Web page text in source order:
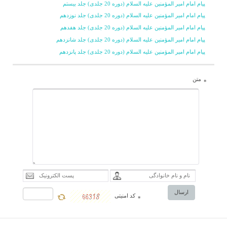
نهج البلاغه فرارسیده
است» و باید کارى مشابه
تفسیر نمونه روى آن انجام
شود، بلکه با استفاده از
پیام امام امیر المؤمنین علیه السلام (دوره 20 جلدی) جلد بیستم
پیام امام امیر المؤمنین علیه السلام (دوره 20 جلدی) جلد نوزدهم
پیام امام امیر المؤمنین علیه السلام (دوره 20 جلدی) جلد هفدهم
پیام امام امیر المؤمنین علیه السلام (دوره 20 جلدی) جلد شانزدهم
پیام امام امیر المؤمنین علیه السلام (دوره 20 جلدی) جلد پانزدهم
* متن
ارسال
* کد امنیتی